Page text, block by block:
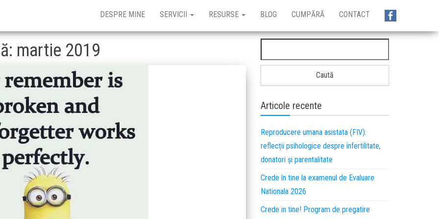
DESPRE MINE SERVICII RESURSE BLOG CUMPĂRĂ CONTACT
martie 2019
Articole recente
Reproducere umana asistata (FIV):
reflecții psihologice despre infertilitate,
donatori și parentalitate
Crede în tine la examenul de Evaluare
Nationala 2026
Crede in tine! Program de pregatire